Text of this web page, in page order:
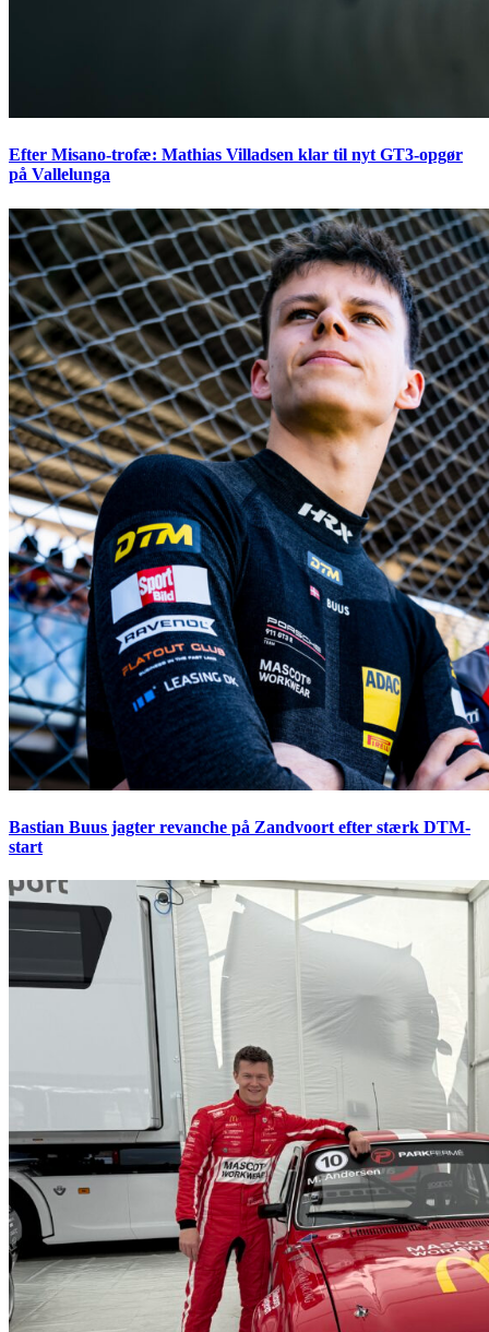
Efter Misano-trofæ: Mathias Villadsen klar til nyt GT3-opgør
på Vallelunga
Bastian Buus jagter revanche på Zandvoort efter stærk DTM-
start